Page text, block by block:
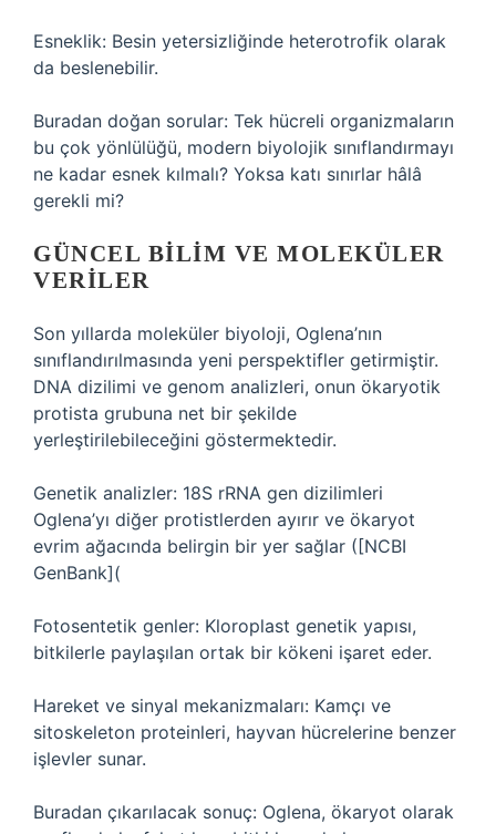
Esneklik: Besin yetersizliğinde heterotrofik olarak
da beslenebilir.
Buradan doğan sorular: Tek hücreli organizmaların
bu çok yönlülüğü, modern biyolojik sınıflandırmayı
ne kadar esnek kılmalı? Yoksa katı sınırlar hâlâ
gerekli mi?
GÜNCEL BILIM VE MOLEKÜLER
VERILER
Son yıllarda moleküler biyoloji, Oglena’nın
sınıflandırılmasında yeni perspektifler getirmiştir.
DNA dizilimi ve genom analizleri, onun ökaryotik
protista grubuna net bir şekilde
yerleştirilebileceğini göstermektedir.
Genetik analizler: 18S rRNA gen dizilimleri
Oglena’yı diğer protistlerden ayırır ve ökaryot
evrim ağacında belirgin bir yer sağlar ([NCBI
GenBank](
Fotosentetik genler: Kloroplast genetik yapısı,
bitkilerle paylaşılan ortak bir kökeni işaret eder.
Hareket ve sinyal mekanizmaları: Kamçı ve
sitoskeleton proteinleri, hayvan hücrelerine benzer
işlevler sunar.
Buradan çıkarılacak sonuç: Oglena, ökaryot olarak